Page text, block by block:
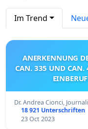
Im Trend
ANERKENNUNG
CAN. 335 UND
Dr. Andrea Cionci,
18 921 Unterschriften
23 Oct 2023